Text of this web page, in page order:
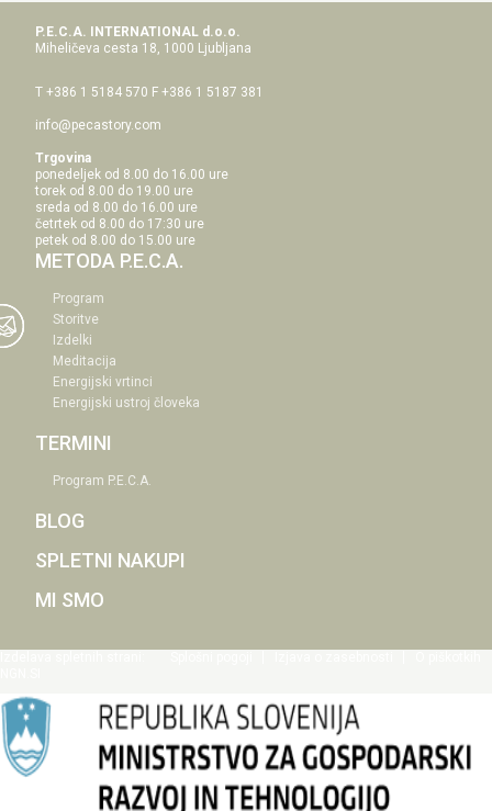
P.E.C.A. INTERNATIONAL d.o.o.
Miheličeva cesta 18, 1000 Ljubljana
T +386 1 5184 570 F +386 1 5187 381
info@pecastory.com
Trgovina
ponedeljek od 8.00 do 16.00 ure
torek od 8.00 do 19.00 ure
sreda od 8.00 do 16.00 ure
četrtek od 8.00 do 17:30 ure
petek od 8.00 do 15.00 ure
METODA P.E.C.A.
Program
Storitve
Izdelki
Meditacija
Energijski vrtinci
Energijski ustroj človeka
TERMINI
Program P.E.C.A.
BLOG
SPLETNI NAKUPI
MI SMO